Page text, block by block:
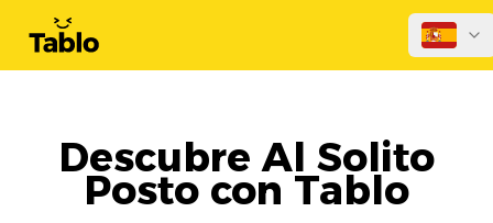
Descubre Al Solito
Posto con Tablo